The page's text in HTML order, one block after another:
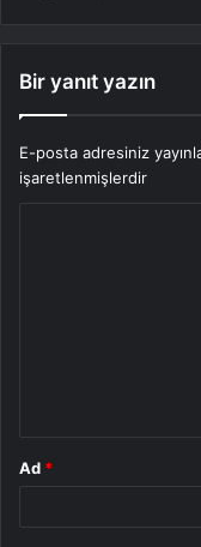
Bir yanıt yazın
E-posta adresiniz
işaretlenmişlerdir
Ad *